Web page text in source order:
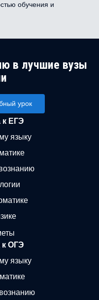
обучения и
в лучшие вузы
урок
к ЕГЭ
языку
к ОГЭ
языку